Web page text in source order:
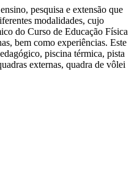
pesquisa e extensão que
modalidades, cujo
do Curso de Educação Física
bem como experiências. Este
piscina térmica, pista
externas, quadra de vôlei